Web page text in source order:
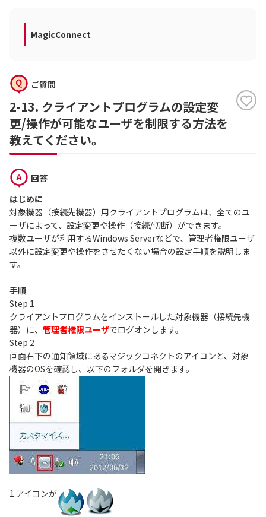
MagicConnect
ご質問
2-13. クライアントプログラムの設定変
更/操作が可能なユーザを制限する方法を
教えてください。
回答
はじめに
対象機器（接続先機器）用クライアントプログラムは、全てのユ
ーザによって、設定変更や操作（接続/切断）ができます。
複数ユーザが利用するWindows Serverなどで、管理者権限ユーザ
以外に設定変更や操作をさせたくない場合の設定手順を説明しま
す。
手順
Step 1
クライアントプログラムをインストールした対象機器（接続先機
器）に、 管理者権限ユーザでログオンします。
Step 2
画面右下の通知領域にあるマジックコネクトのアイコンと、対象
機器のOSを確認し、以下のフォルダを開きます。
1.アイコンが